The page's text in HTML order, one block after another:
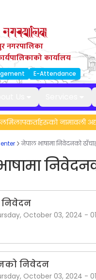
नगरपालिका
कार्यालय
E-Attendance
नामावली
नेपाल भाषामा निवेदनको
निवेदन
October 03, 2024 -
निवेदन
October 03, 2024 -